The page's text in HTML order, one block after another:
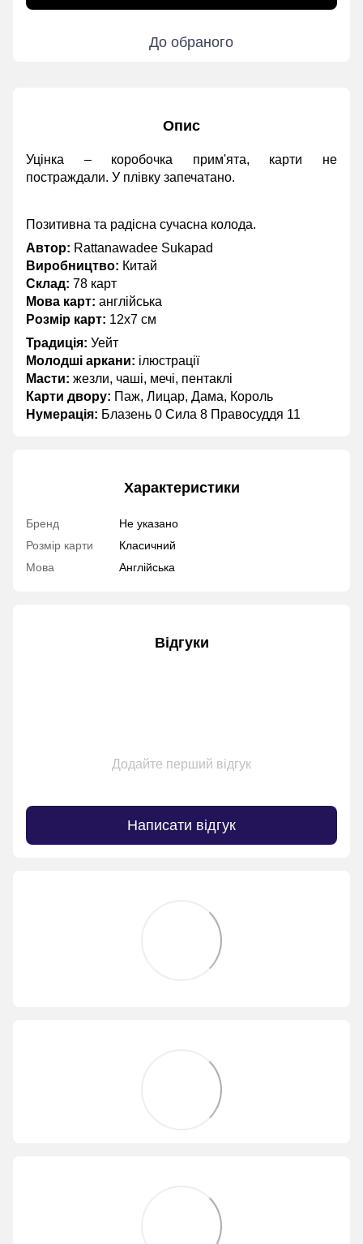
До обраного
Опис
Уцінка – коробочка прим'ята, карти не
постраждали. У плівку запечатано.
Позитивна та радісна сучасна колода.
Автор: Rattanawadee Sukapad
Виробництво: Китай
Склад: 78 карт
Мова карт: англійська
Розмір карт: 12х7 см
Традиція: Уейт
Молодші аркани: ілюстрації
Масти: жезли, чаші, мечі, пентаклі
Карти двору: Паж, Лицар, Дама, Король
Нумерація: Блазень 0 Сила 8 Правосуддя 11
Характеристики
Бренд
Не указано
Розмір карти
Класичний
Мова
Англійська
Відгуки
Додайте перший відгук
Написати відгук